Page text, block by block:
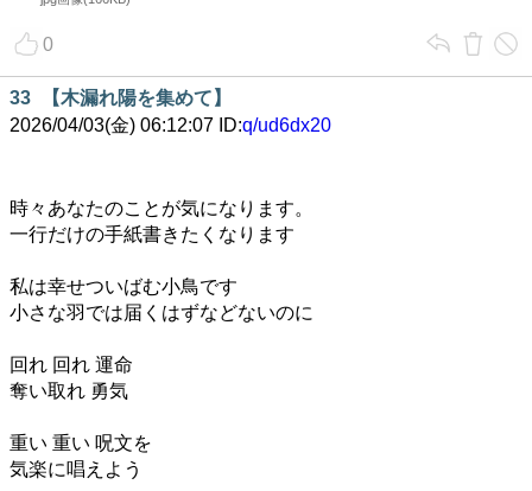
0
33
【木漏れ陽を集めて】
2026/04/03(金) 06:12:07 ID:q/ud6dx20
時々あなたのことが気になります。
一行だけの手紙書きたくなります
私は幸せついばむ小鳥です
小さな羽では届くはずなどないのに
回れ 回れ 運命
奪い取れ 勇気
重い 重い 呪文を
気楽に唱えよう